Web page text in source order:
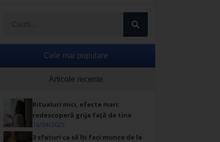
Cele mai populare
Articole recente
Ritualuri mici, efecte mari:
redescoperă grija față de tine
16/04/2025
3 sfaturi ca să îți faci munca de la